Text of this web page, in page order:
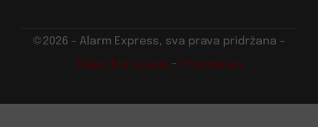
©2026 – Alarm Express, sva prava pridržana –
Uvjeti korištenja – Impressum